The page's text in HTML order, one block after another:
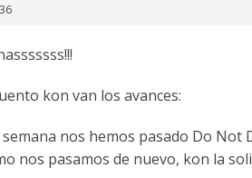
kon van los avances:
nos hemos pasado Do
nos pasamos de nuevo, kon la